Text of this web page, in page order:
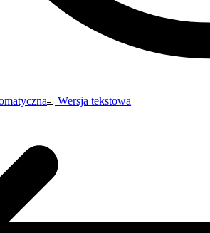
Wersja tekstowa